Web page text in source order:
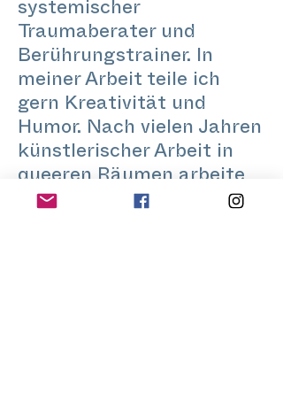
systemischer
Traumaberater und
Berührungs­trainer. In
meiner Arbeit teile ich
gern Kreativität und
Humor. Nach vielen Jahren
künstlerischer Arbeit in
queeren Räumen arbeite
ich heute überwiegend mit